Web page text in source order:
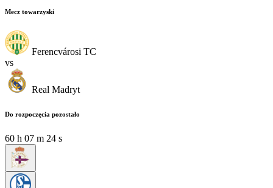
Mecz towarzyski
Ferencvárosi TC
vs
Real Madryt
Do rozpoczęcia pozostało
60 h 07 m 23 s